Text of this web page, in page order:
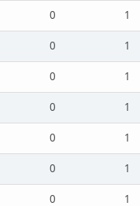
0
1
0
1
0
1
0
1
0
1
0
1
0
1